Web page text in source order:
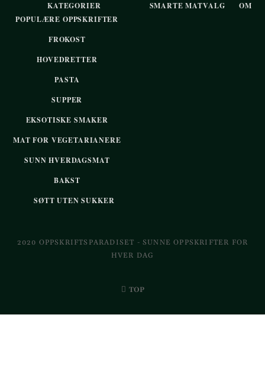
KATEGORIER
POPULÆRE OPPSKRIFTER
FROKOST
HOVEDRETTER
PASTA
SUPPER
EKSOTISKE SMAKER
MAT FOR VEGETARIANERE
SUNN HVERDAGSMAT
BAKST
SØTT UTEN SUKKER
SMARTE MATVALG OM
2020 OPPSKRIFTSPARADISET - SUNNE OPPSKRIFTER FOR
HVER DAG
TOP